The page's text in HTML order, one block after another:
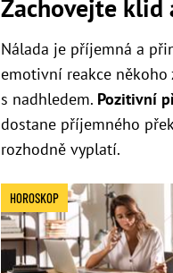
Zachovejte klid
Nálada je příjemná a
emotivní reakce
s nadhledem. Pozitivní
dostane příjemného
rozhodně vyplatí.
HOROSKOP